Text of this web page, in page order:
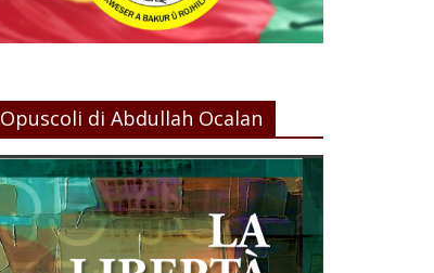
Opuscoli di Abdullah Ocalan